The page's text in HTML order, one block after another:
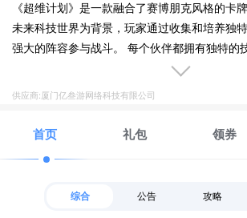
《超维计划》是一款融合了赛博朋克风格的卡
未来科技世界为背景，玩家通过收集和培养独
强大的阵容参与战斗。 每个伙伴都拥有独特的
要灵活搭配阵容，在精美的赛博朋克画风下，
供应商:厦门亿叁游网络科技有限公司
首页 礼包 领券
综合 公告 攻略